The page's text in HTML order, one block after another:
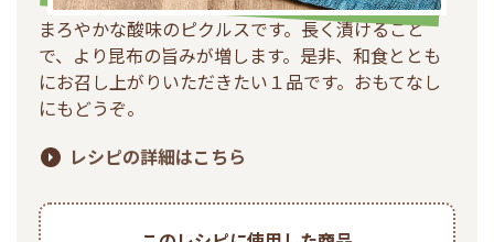
まろやかな酸味のピクルスです。長く漬けること
で、より昆布の旨みが増します。是非、和食ととも
にお召し上がりいただきたい１品です。おもてなし
にもどうぞ。
レシピの詳細はこちら